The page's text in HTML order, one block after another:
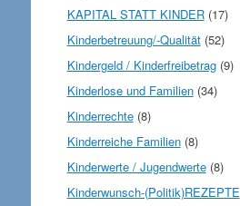
KAPITAL STATT KINDER(17)
Kinderbetreuung/-Qualität(52)
Kindergeld / Kinderfreibetrag(9)
Kinderlose und Familien(34)
Kinderrechte(8)
Kinderreiche Familien(8)
Kinderwerte / Jugendwerte(8)
Kinderwunsch-(Politik)REZEPTE